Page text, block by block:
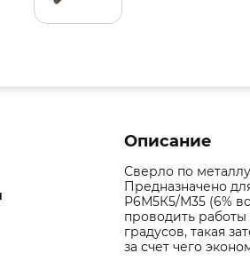
Описание
Сверло по металлу
Предназначено
Р6М5К5/М35 (6%
проводить
градусов, такая
за счет чего